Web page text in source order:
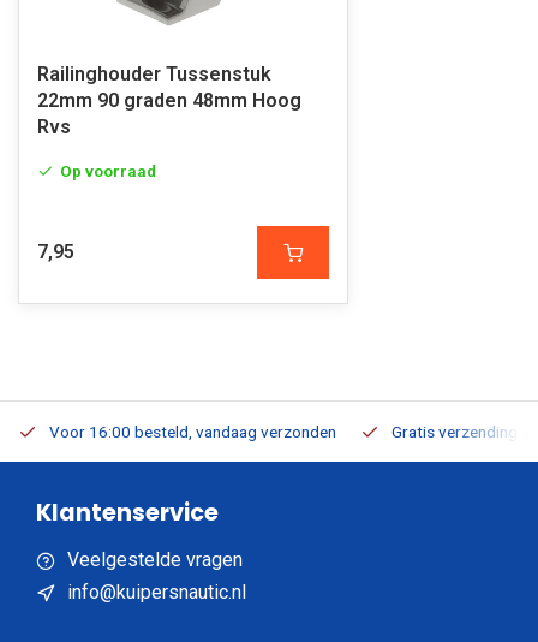
Railinghouder Tussenstuk
22mm 90 graden 48mm Hoog
Rvs
Op voorraad
7,95
Voor 16:00 besteld, vandaag verzonden Gratis verzending
Klantenservice
Veelgestelde vragen
info@kuipersnautic.nl